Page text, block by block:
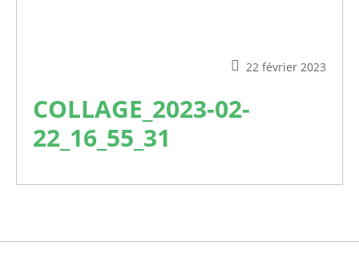
22 février 2023
COLLAGE_2023-02-
22_16_55_31